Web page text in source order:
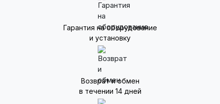
Гарантия на оборудование
и установку
Возврат и обмен
в течении 14 дней